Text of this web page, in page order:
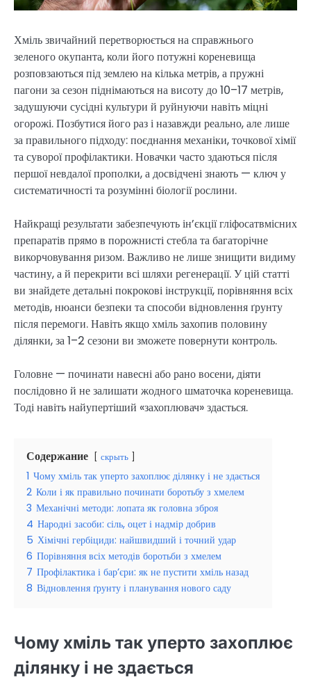
Хміль звичайний перетворюється на справжнього
зеленого окупанта, коли його потужні кореневища
розповзаються під землею на кілька метрів, а пружні
пагони за сезон піднімаються на висоту до 10–17 метрів,
задушуючи сусідні культури й руйнуючи навіть міцні
огорожі. Позбутися його раз і назавжди реально, але лише
за правильного підходу: поєднання механіки, точкової хімії
та суворої профілактики. Новачки часто здаються після
першої невдалої прополки, а досвідчені знають — ключ у
систематичності та розумінні біології рослини.
Найкращі результати забезпечують ін’єкції гліфосатвмісних
препаратів прямо в порожнисті стебла та багаторічне
викорчовування ризом. Важливо не лише знищити видиму
частину, а й перекрити всі шляхи регенерації. У цій статті
ви знайдете детальні покрокові інструкції, порівняння всіх
методів, нюанси безпеки та способи відновлення ґрунту
після перемоги. Навіть якщо хміль захопив половину
ділянки, за 1–2 сезони ви зможете повернути контроль.
Головне — починати навесні або рано восени, діяти
послідовно й не залишати жодного шматочка кореневища.
Тоді навіть найупертіший «захоплювач» здасться.
Содержание скрыть
1 Чому хміль так уперто захоплює ділянку і не здається
2 Коли і як правильно починати боротьбу з хмелем
3 Механічні методи: лопата як головна зброя
4 Народні засоби: сіль, оцет і надмір добрив
5 Хімічні гербіциди: найшвидший і точний удар
6 Порівняння всіх методів боротьби з хмелем
7 Профілактика і бар’єри: як не пустити хміль назад
8 Відновлення ґрунту і планування нового саду
Чому хміль так уперто захоплює
ділянку і не здається